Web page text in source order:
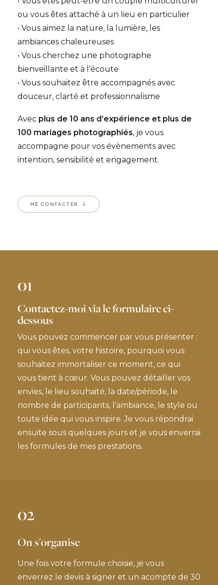
ou vous êtes attaché à un lieu en particulier
• Vous aimez la nature, la lumière, les
ambiances chaleureuses
• Vous cherchez une photographe
bienveillante et à l’écoute
• Vous souhaitez être accompagnés avec
douceur, clarté et professionnalisme
Avec plus de 10 ans d’expérience et plus de
100 mariages photographiés, je vous
accompagne pour vos évènements avec
intention, sensibilité et engagement.
ME CONTACTER
01
Contactez-moi via le formulaire ci-
dessous
Vous pouvez commencer par vous présenter :
qui vous êtes, votre histoire, pourquoi vous
souhaitez immortaliser ce moment, ce qui
vous tient à cœur. Vous pouvez détailler vos
envies, le lieu souhaité, la date/période, le
nombre de participants, l’ambiance, le style ou
toute idée qui vous inspire. Je vous répondrai
ensuite sous quelques jours et je vous enverrai
les formules de mes prestations.
02
On s'organise
Une fois votre formule choisie, je vous
enverrez le devis à signer et un acompte de 30